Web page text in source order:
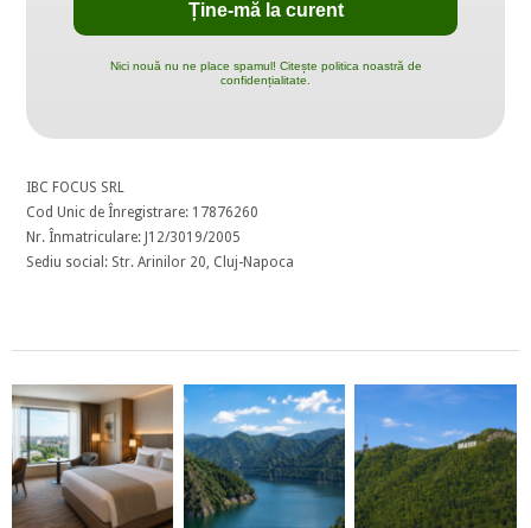
Nici nouă nu ne place spamul! Citește politica noastră de
confidențialitate.
IBC FOCUS SRL
Cod Unic de Înregistrare: 17876260
Nr. Înmatriculare: J12/3019/2005
Sediu social: Str. Arinilor 20, Cluj-Napoca